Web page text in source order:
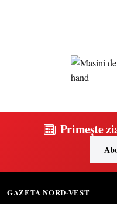
Primește
GAZETA NORD-VEST